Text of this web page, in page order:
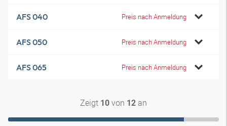
AFS 040 Preis nach Anmeldung
AFS 050 Preis nach Anmeldung
AFS 065 Preis nach Anmeldung
Zeigt 10 von 12 an